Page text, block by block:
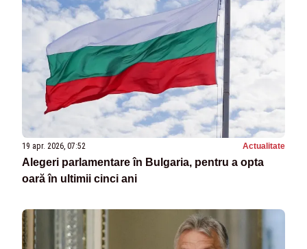
19 apr. 2026, 07:52 Actualitate
Alegeri parlamentare în Bulgaria, pentru a opta
oară în ultimii cinci ani